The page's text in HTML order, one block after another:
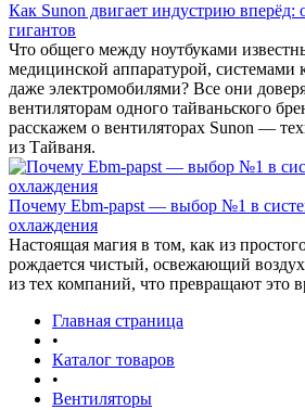
Как Sunon двигает индустрию вперёд:
гигантов
Что общего между ноутбуками
медицинской аппаратурой, системами
даже электромобилями? Все они
вентиляторам одного тайваньского
расскажем о вентиляторах Sunon —
из Тайваня.
Почему Ebm-papst — выбор №1 в
охлаждения
Настоящая магия в том, как из
рождается чистый, освежающий
из тех компаний, что превращают это
Главная страница
•
Каталог товаров
•
Вентиляторы